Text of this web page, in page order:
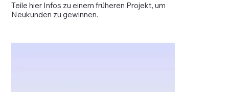
Teile hier Infos zu einem früheren Projekt, um
Neukunden zu gewinnen.